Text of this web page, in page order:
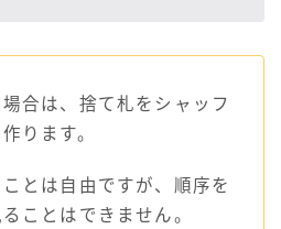
合は、捨て札をシャッフ
ります。
とは自由ですが、順序を
ことはできません。